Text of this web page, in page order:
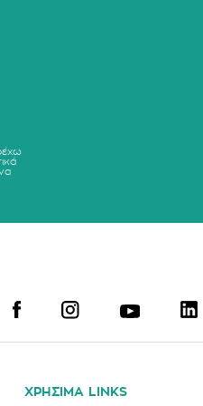
ΧΡΗΣΙΜΑ LINKS